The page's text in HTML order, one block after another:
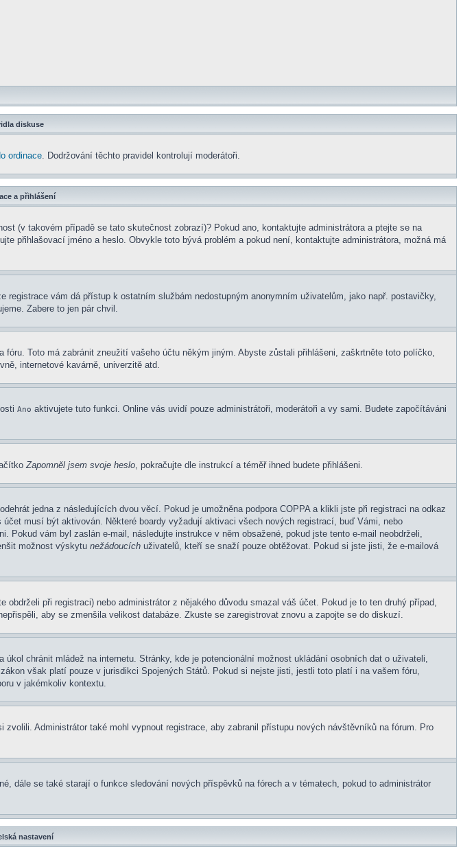
diskuse
ordinace. Dodržování těchto pravidel kontrolují moderátoři.
a přihlášení
(v takovém případě se tato skutečnost zobrazí)? Pokud ano, kontaktujte administrátora a ptejte se na
přihlašovací jméno a heslo. Obvykle toto bývá problém a pokud není, kontaktujte administrátora, možná má
vám dá přístup k ostatním službám nedostupným anonymním uživatelům, jako např. postavičky,
Zabere to jen pár chvil.
fóru. Toto má zabránit zneužití vašeho účtu někým jiným. Abyste zůstali přihlášeni, zaškrtněte toto políčko,
internetové kavárně, univerzitě atd.
Ano aktivujete tuto funkci. Online vás uvidí pouze administrátoři, moderátoři a vy sami. Budete započítáváni
Zapomněl jsem svoje heslo, pokračujte dle instrukcí a téměř ihned budete přihlášeni.
jedna z následujících dvou věcí. Pokud je umožněna podpora COPPA a klikli jste při registraci na odkaz
musí být aktivován. Některé boardy vyžadují aktivaci všech nových registrací, buď Vámi, nebo
vám byl zaslán e-mail, následujte instrukce v něm obsažené, pokud jste tento e-mail neobdrželi,
možnost výskytu nežádoucích uživatelů, kteří se snaží pouze obtěžovat. Pokud si jste jisti, že e-mailová
při registraci) nebo administrátor z nějakého důvodu smazal váš účet. Pokud je to ten druhý případ,
aby se zmenšila velikost databáze. Zkuste se zaregistrovat znovu a zapojte se do diskuzí.
chránit mládež na internetu. Stránky, kde je potencionální možnost ukládání osobních dat o uživateli,
však platí pouze v jurisdikci Spojených Států. Pokud si nejste jisti, jestli toto platí i na vašem fóru,
v jakémkoliv kontextu.
Administrátor také mohl vypnout registrace, aby zabranil přístupu nových návštěvníků na fórum. Pro
dále se také starají o funkce sledování nových příspěvků na fórech a v tématech, pokud to administrátor
nastavení